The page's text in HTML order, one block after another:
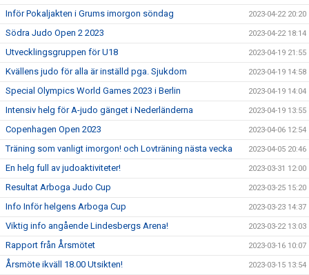
Inför Pokaljakten i Grums imorgon söndag 2023-04-22 20:20
Södra Judo Open 2 2023 2023-04-22 18:14
Utvecklingsgruppen för U18 2023-04-19 21:55
Kvällens judo för alla är inställd pga. Sjukdom 2023-04-19 14:58
Special Olympics World Games 2023 i Berlin 2023-04-19 14:04
Intensiv helg för A-judo gänget i Nederländerna 2023-04-19 13:55
Copenhagen Open 2023 2023-04-06 12:54
Träning som vanligt imorgon! och Lovträning nästa vecka 2023-04-05 20:46
En helg full av judoaktiviteter! 2023-03-31 12:00
Resultat Arboga Judo Cup 2023-03-25 15:20
Info Inför helgens Arboga Cup 2023-03-23 14:37
Viktig info angående Lindesbergs Arena! 2023-03-22 13:03
Rapport från Årsmötet 2023-03-16 10:07
Årsmöte ikväll 18.00 Utsikten! 2023-03-15 13:54